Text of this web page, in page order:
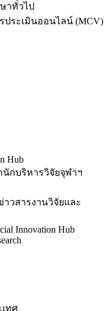
าทั่วไป
ประเมินออนไลน์ (MCV)
Hub
นักบริหารวิจัยจุฬาฯ
าวสารงานวิจัยและ
Innovation Hub
ทศ